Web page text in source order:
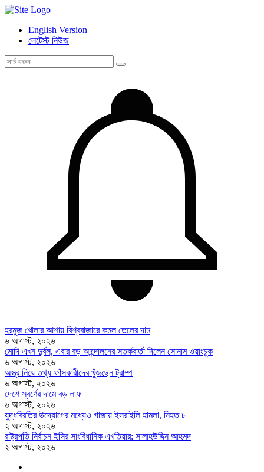
English Version
লেটেস্ট নিউজ
হরমুজ খোলার আশায় বিশ্ববাজারে কমল তেলের দাম
৬ অগাস্ট, ২০২৬
মোদি এখন দুর্বল, এবার বড় আন্দোলনের সতর্কবার্তা দিলেন সোনাম ওয়াংচুক
৬ অগাস্ট, ২০২৬
অস্ত্র নিয়ে তথ্য ফাঁসকারীদের খুঁজছেন ট্রাম্প
৬ অগাস্ট, ২০২৬
দেশে স্বর্ণের দামে বড় লাফ
৬ অগাস্ট, ২০২৬
যুদ্ধবিরতির উদ্যোগের মধ্যেও গাজায় ইসরাইলি হামলা, নিহত ৮
২ অগাস্ট, ২০২৬
রাষ্ট্রপতি নির্বাচন ইসির সাংবিধানিক এখতিয়ার: সালাহউদ্দিন আহমদ
২ অগাস্ট, ২০২৬